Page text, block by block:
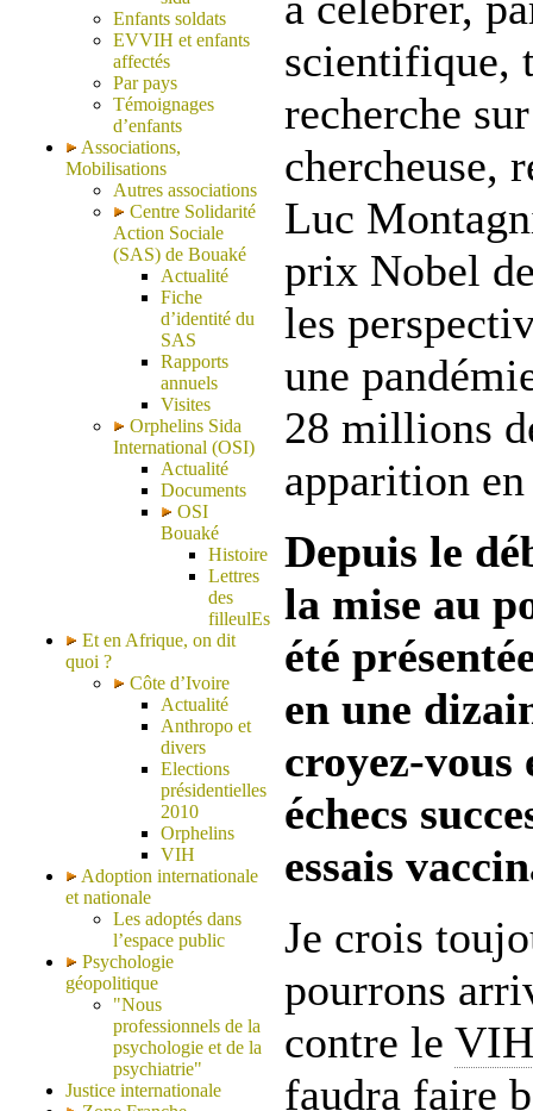
Enfants soldats
EVVIH et enfants
affectés
Par pays
Témoignages
d’enfants
Associations,
Mobilisations
Autres associations
Centre Solidarité
Action Sociale
(SAS) de Bouaké
Actualité
Fiche
d’identité du
SAS
Rapports
annuels
Visites
Orphelins Sida
International (OSI)
Actualité
Documents
OSI
Bouaké
Histoire
Lettres
des
filleulEs
Et en Afrique, on dit
quoi ?
Côte d’Ivoire
Actualité
Anthropo et
divers
Elections
présidentielles
2010
Orphelins
VIH
Adoption internationale
et nationale
Les adoptés dans
l’espace public
Psychologie
géopolitique
"Nous
professionnels de la
psychologie et de la
psychiatrie"
Justice internationale
scientifique,
recherche
chercheuse,
Luc
prix Nobel
les
une
28 millions
apparition
Depuis le
la mise au
été
en une
croyez-vous
échecs
essais
Je crois
pourrons
contre le VIH
faudra faire